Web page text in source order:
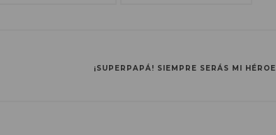
¡SUPERPAPÁ! SIEMPRE SERÁS MI HÉROE